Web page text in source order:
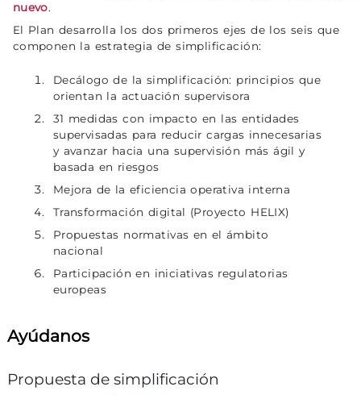
nuevo.
El Plan desarrolla los dos primeros ejes de los seis que
componen la estrategia de simplificación:
Decálogo de la simplificación: principios que
orientan la actuación supervisora
31 medidas con impacto en las entidades
supervisadas para reducir cargas innecesarias
y avanzar hacia una supervisión más ágil y
basada en riesgos
Mejora de la eficiencia operativa interna
Transformación digital (Proyecto HELIX)
Propuestas normativas en el ámbito
nacional
Participación en iniciativas regulatorias
europeas
Ayúdanos
Propuesta de simplificación